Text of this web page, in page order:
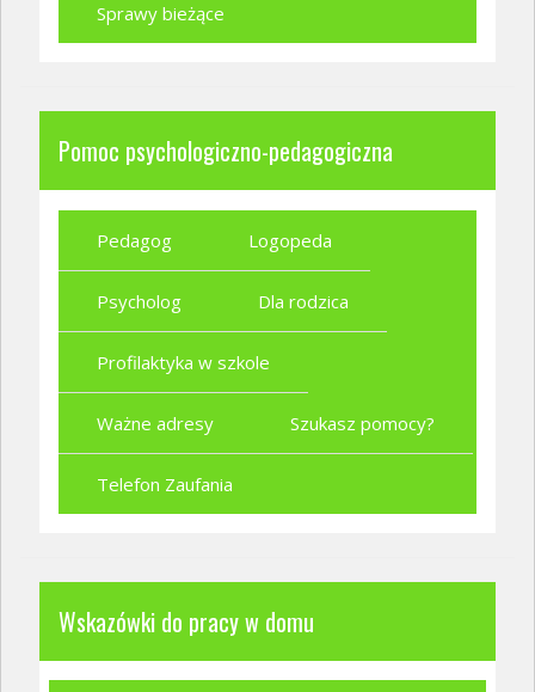
Sprawy bieżące
Pomoc psychologiczno-pedagogiczna
Pedagog Logopeda
Psycholog Dla rodzica
Profilaktyka w szkole
Ważne adresy Szukasz pomocy?
Telefon Zaufania
Wskazówki do pracy w domu